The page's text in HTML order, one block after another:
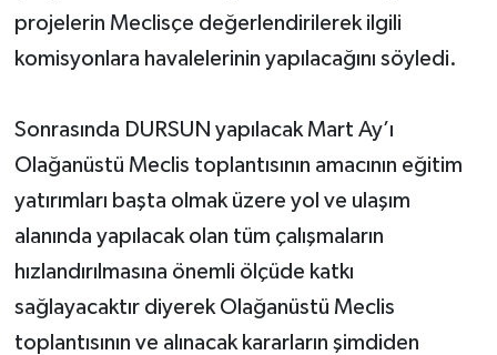
projelerin Meclisçe değerlendirilerek ilgili
komisyonlara havalelerinin yapılacağını söyledi.
Sonrasında DURSUN yapılacak Mart Ay’ı
Olağanüstü Meclis toplantısının amacının eğitim
yatırımları başta olmak üzere yol ve ulaşım
alanında yapılacak olan tüm çalışmaların
hızlandırılmasına önemli ölçüde katkı
sağlayacaktır diyerek Olağanüstü Meclis
toplantısının ve alınacak kararların şimdiden